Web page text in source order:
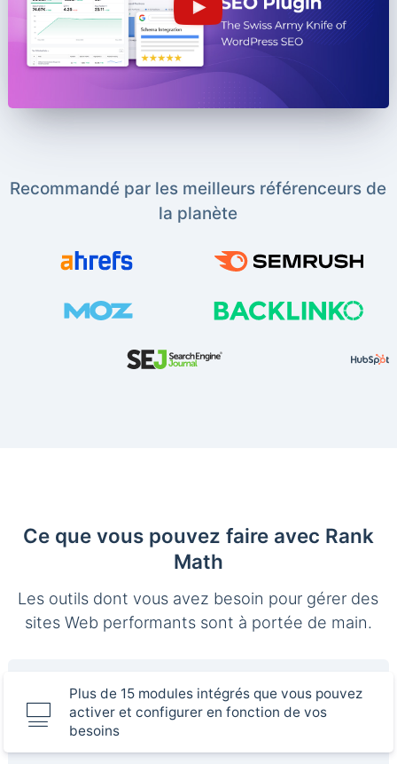
Recommandé par les meilleurs référenceurs de
la planète
Ce que vous pouvez faire avec Rank
Math
Les outils dont vous avez besoin pour gérer des
sites Web performants sont à portée de main.
Plus de 15 modules intégrés que vous pouvez
activer et configurer en fonction de vos
besoins